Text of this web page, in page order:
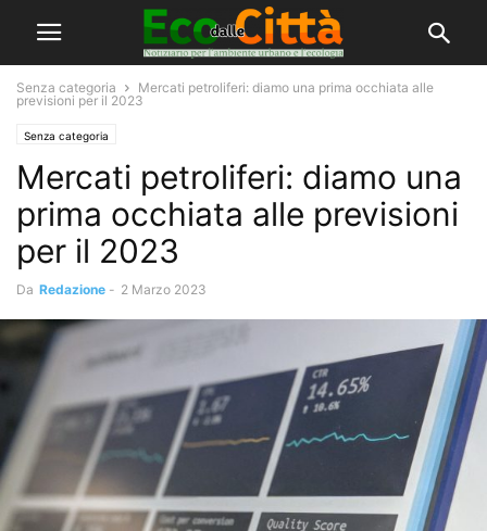
Senza categoria
Mercati petroliferi: diamo una prima occhiata alle
previsioni per il 2023
Senza categoria
Mercati petroliferi: diamo una
prima occhiata alle previsioni
per il 2023
Da Redazione - 2 Marzo 2023